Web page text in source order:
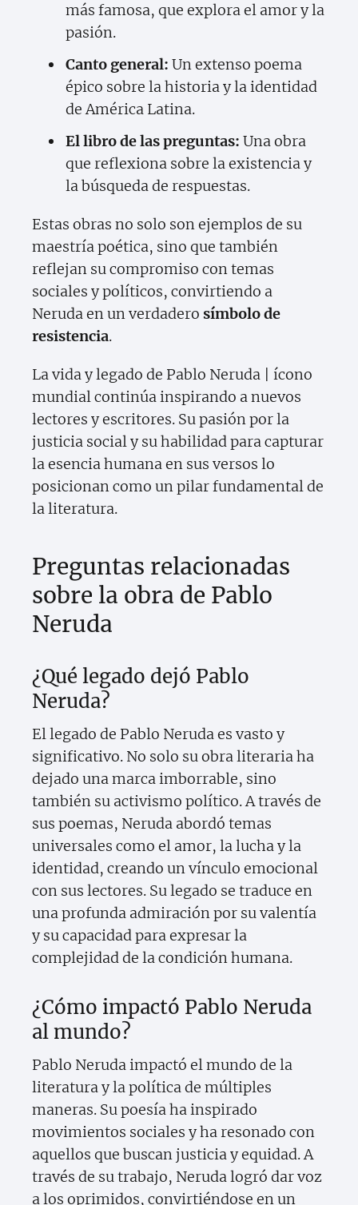
más famosa, que explora el amor y la
pasión.
Canto general: Un extenso poema
épico sobre la historia y la identidad
de América Latina.
El libro de las preguntas: Una obra
que reflexiona sobre la existencia y
la búsqueda de respuestas.
Estas obras no solo son ejemplos de su
maestría poética, sino que también
reflejan su compromiso con temas
sociales y políticos, convirtiendo a
Neruda en un verdadero símbolo de
resistencia.
La vida y legado de Pablo Neruda | ícono
mundial continúa inspirando a nuevos
lectores y escritores. Su pasión por la
justicia social y su habilidad para capturar
la esencia humana en sus versos lo
posicionan como un pilar fundamental de
la literatura.
Preguntas relacionadas
sobre la obra de Pablo
Neruda
¿Qué legado dejó Pablo
Neruda?
El legado de Pablo Neruda es vasto y
significativo. No solo su obra literaria ha
dejado una marca imborrable, sino
también su activismo político. A través de
sus poemas, Neruda abordó temas
universales como el amor, la lucha y la
identidad, creando un vínculo emocional
con sus lectores. Su legado se traduce en
una profunda admiración por su valentía
y su capacidad para expresar la
complejidad de la condición humana.
¿Cómo impactó Pablo Neruda
al mundo?
Pablo Neruda impactó el mundo de la
literatura y la política de múltiples
maneras. Su poesía ha inspirado
movimientos sociales y ha resonado con
aquellos que buscan justicia y equidad. A
través de su trabajo, Neruda logró dar voz
a los oprimidos, convirtiéndose en un